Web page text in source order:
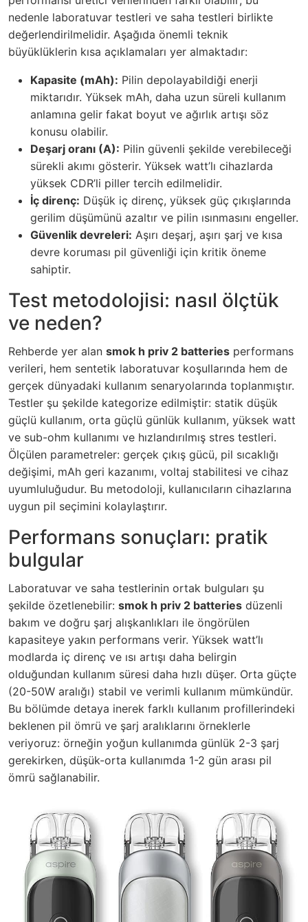
nedenle laboratuvar testleri ve saha testleri birlikte
değerlendirilmelidir. Aşağıda önemli teknik
büyüklüklerin kısa açıklamaları yer almaktadır:
Kapasite (mAh): Pilin depolayabildiği enerji
miktarıdır. Yüksek mAh, daha uzun süreli kullanım
anlamına gelir fakat boyut ve ağırlık artışı söz
konusu olabilir.
Deşarj oranı (A): Pilin güvenli şekilde verebileceği
sürekli akımı gösterir. Yüksek watt’lı cihazlarda
yüksek CDR’li piller tercih edilmelidir.
İç direnç: Düşük iç direnç, yüksek güç çıkışlarında
gerilim düşümünü azaltır ve pilin ısınmasını engeller.
Güvenlik devreleri: Aşırı deşarj, aşırı şarj ve kısa
devre koruması pil güvenliği için kritik öneme
sahiptir.
Test metodolojisi: nasıl ölçtük
ve neden?
Rehberde yer alan smok h priv 2 batteries performans
verileri, hem sentetik laboratuvar koşullarında hem de
gerçek dünyadaki kullanım senaryolarında toplanmıştır.
Testler şu şekilde kategorize edilmiştir: statik düşük
güçlü kullanım, orta güçlü günlük kullanım, yüksek watt
ve sub-ohm kullanımı ve hızlandırılmış stres testleri.
Ölçülen parametreler: gerçek çıkış gücü, pil sıcaklığı
değişimi, mAh geri kazanımı, voltaj stabilitesi ve cihaz
uyumluluğudur. Bu metodoloji, kullanıcıların cihazlarına
uygun pil seçimini kolaylaştırır.
Performans sonuçları: pratik
bulgular
Laboratuvar ve saha testlerinin ortak bulguları şu
şekilde özetlenebilir: smok h priv 2 batteries düzenli
bakım ve doğru şarj alışkanlıkları ile öngörülen
kapasiteye yakın performans verir. Yüksek watt’lı
modlarda iç direnç ve ısı artışı daha belirgin
olduğundan kullanım süresi daha hızlı düşer. Orta güçte
(20-50W aralığı) stabil ve verimli kullanım mümkündür.
Bu bölümde detaya inerek farklı kullanım profillerindeki
beklenen pil ömrü ve şarj aralıklarını örneklerle
veriyoruz: örneğin yoğun kullanımda günlük 2-3 şarj
gerekirken, düşük-orta kullanımda 1-2 gün arası pil
ömrü sağlanabilir.